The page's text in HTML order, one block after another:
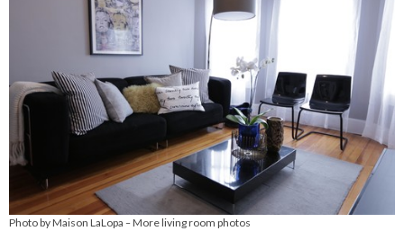
Photo by Maison LaLopa –More living room photos